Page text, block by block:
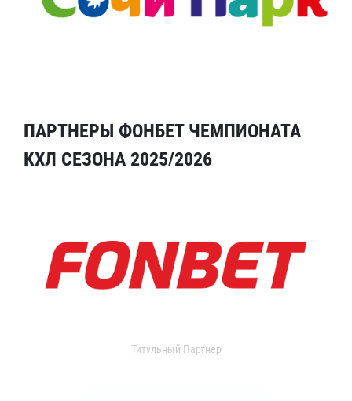
ПАРТНЕРЫ ФОНБЕТ ЧЕМПИОНАТА
КХЛ СЕЗОНА 2025/2026
Титульный Партнер